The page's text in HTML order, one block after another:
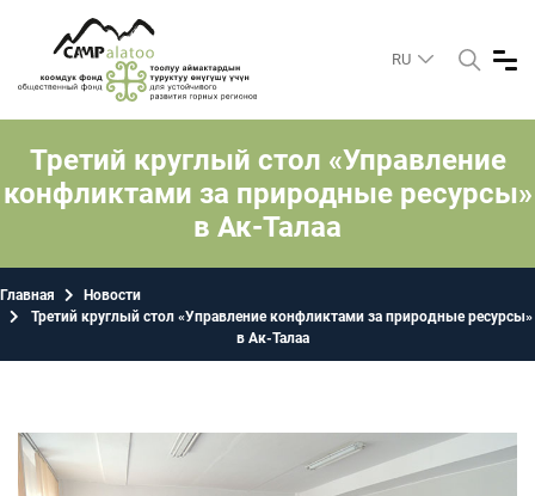
RU
Третий круглый стол «Управление
конфликтами за природные ресурсы»
в Ак-Талаа
Главная
Новости
Третий круглый стол «Управление конфликтами за природные ресурсы»
в Ак-Талаа